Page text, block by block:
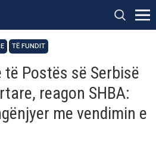
TË FUNDIT
të Postës së Serbisë
reagon SHBA:
me vendimin e